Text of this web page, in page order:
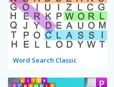
Word Search Classic